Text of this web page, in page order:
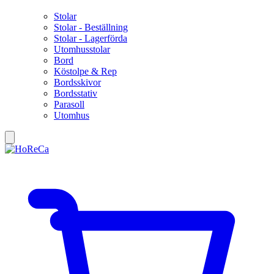
Stolar
Stolar - Beställning
Stolar - Lagerförda
Utomhusstolar
Bord
Köstolpe & Rep
Bordsskivor
Bordsstativ
Parasoll
Utomhus